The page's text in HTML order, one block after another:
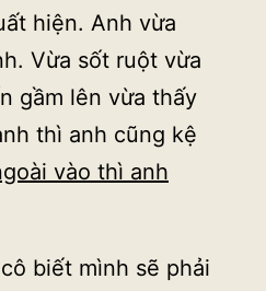
hiện. Anh vừa
Vừa sốt ruột vừa
gầm lên vừa thấy
thì anh cũng kệ
vào thì anh
biết mình sẽ phải